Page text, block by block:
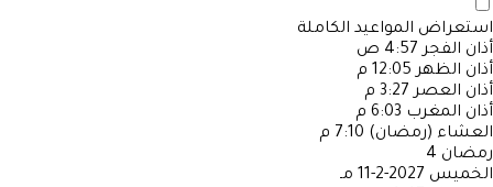
استعراض المواعيد الكاملة
أذان الفجر 4:57 ص
أذان الظهر 12:05 م
أذان العصر 3:27 م
أذان المغرب 6:03 م
العشاء (رمضان) 7:10 م
رمضان 4
الخميس 2027-2-11 مـ